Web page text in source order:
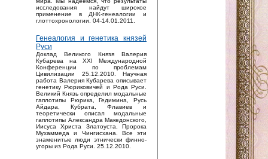
исследования найдут широкое
применение в ДНК-генеалогии и
глоттохронологии. 04-14.01.2011.
Генеалогия и генетика князей
Руси
Доклад Великого Князя Валерия
Кубарева на XXI Международной
Конференции по проблемам
Цивилизации 25.12.2010. Научная
работа Валерия Кубарева описывает
генетику Рюриковичей и Рода Руси.
Великий Князь определил модальные
гаплотипы Рюрика, Гедимина, Русь
Айдара, Кубрата, Флавиев и
теоретически описал модальные
гаплотипы Александра Македонского,
Иисуса Христа Златоуста, Пророка
Мухаммеда и Чингисхана. Все эти
знаменитые люди этнически финно-
угоры из Рода Руси. 25.12.2010.